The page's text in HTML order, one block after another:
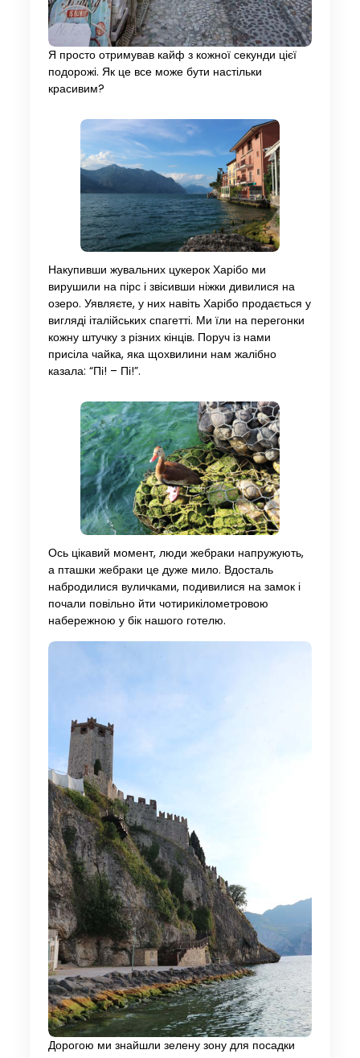
Я просто отримував кайф з кожної секунди цієї
подорожі. Як це все може бути настільки
красивим?
Накупивши жувальних цукерок Харібо ми
вирушили на пірс і звісивши ніжки дивилися на
озеро. Уявляєте, у них навіть Харібо продається у
вигляді італійських спагетті. Ми їли на перегонки
кожну штучку з різних кінців. Поруч із нами
присіла чайка, яка щохвилини нам жалібно
казала: “Пі! – Пі!”.
Ось цікавий момент, люди жебраки напружують,
а пташки жебраки це дуже мило. Вдосталь
набродилися вуличками, подивилися на замок і
почали повільно йти чотирикілометровою
набережною у бік нашого готелю.
Дорогою ми знайшли зелену зону для посадки